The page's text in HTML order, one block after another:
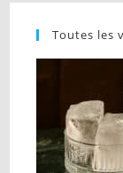
Toutes les